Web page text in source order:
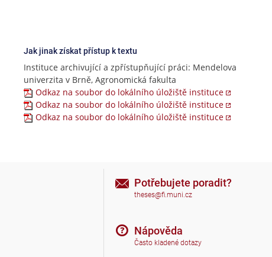
Jak jinak získat přístup k textu
Instituce archivující a zpřístupňující práci: Mendelova
univerzita v Brně, Agronomická fakulta
Odkaz na soubor do lokálního úložiště instituce
Odkaz na soubor do lokálního úložiště instituce
Odkaz na soubor do lokálního úložiště instituce
Potřebujete poradit?
theses@fi.muni.cz
Nápověda
Často kladené dotazy